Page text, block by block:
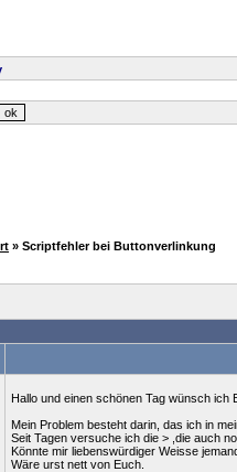
» Scriptfehler bei Buttonverlinkung
Hallo und einen schönen Tag wünsch ich
Mein Problem besteht darin, das ich in
Seit Tagen versuche ich die > ,die auch
Könnte mir liebenswürdiger Weisse
Wäre urst nett von Euch.